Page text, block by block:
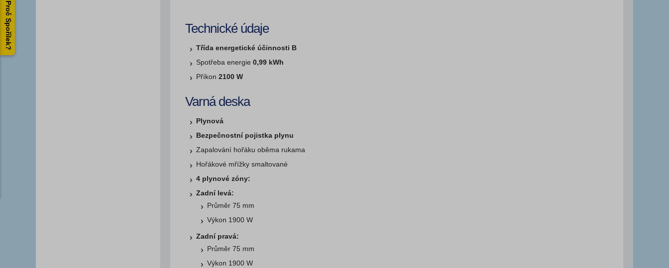
Proč Spořílek? Technické údaje
Třída energetické účinnosti B
Spotřeba energie 0,99 kWh
Příkon 2100 W
Varná deska
Plynová
Bezpečnostní pojistka plynu
Zapalování hořáku oběma rukama
Hořákové mřížky smaltované
4 plynové zóny:
Zadní levá:
Průměr 75 mm
Výkon 1900 W
Zadní pravá:
Průměr 75 mm
Výkon 1900 W